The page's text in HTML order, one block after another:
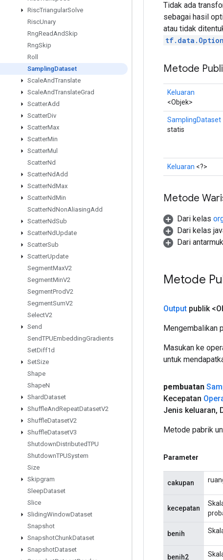
RiscTriangularSolve
RiscUnary
RngReadAndSkip
RngSkip
Roll
SamplingDataset
ScaleAndTranslate
ScaleAndTranslateGrad
ScatterAdd
ScatterDiv
ScatterMax
ScatterMin
ScatterMul
ScatterNd
ScatterNdAdd
ScatterNdMax
ScatterNdMin
ScatterNdNonAliasingAdd
ScatterNdSub
ScatterNdUpdate
ScatterSub
ScatterUpdate
SegmentMaxV2
SegmentMinV2
SegmentProdV2
SegmentSumV2
SelectV2
Send
SendTPUEmbeddingGradients
SetDiff1d
SetSize
Shape
ShapeN
ShardDataset
ShuffleAndRepeatDatasetV2
ShuffleDatasetV2
ShuffleDatasetV3
ShutdownDistributedTPU
ShutdownTPUSystem
Size
Skipgram
SleepDataset
Slice
SlidingWindowDataset
Snapshot
SnapshotChunkDataset
SnapshotDataset
Tidak ada
sebagai hasil
atau tidak
Metode
Keluaran
<Objek>
SamplingDataset
statis
Keluaran <?>
Metode
Dari kelas
Dari kelas
Dari
Metode
Output publik
Mengembalikan
Masukan ke
untuk
pembuatan
Kecepatan
Jenis keluaran,
Metode pabrik
Parameter
cakupan
kecepatan
benih
benih2